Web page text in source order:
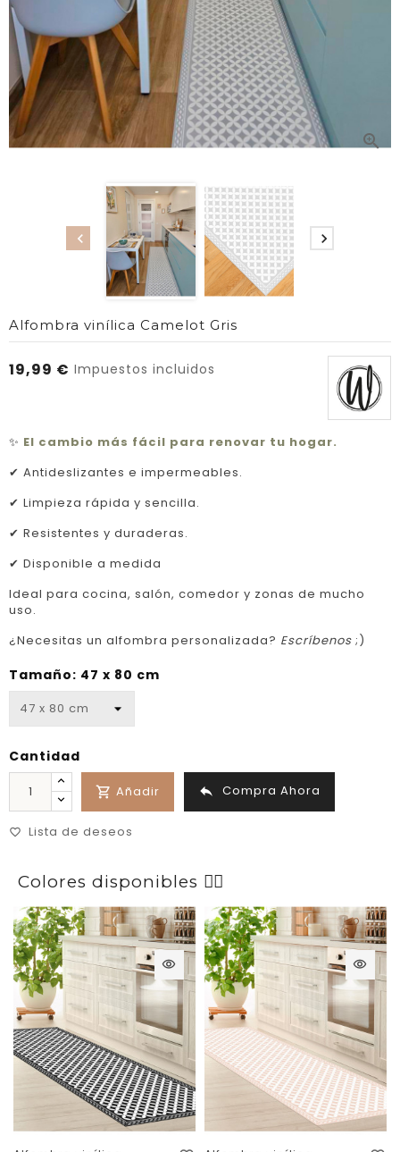

 
Alfombra vinílica Camelot Gris
19,99 € Impuestos incluidos
✨ El cambio más fácil para renovar tu hogar.
✔ Antideslizantes e impermeables.
✔ Limpieza rápida y sencilla.
✔ Resistentes y duraderas.
✔ Disponible a medida
Ideal para cocina, salón, comedor y zonas de mucho
uso.
¿Necesitas un alfombra personalizada? Escríbenos ;)
Tamaño: 47 x 80 cm
Cantidad
 Añadir  Compra Ahora
favorite_border Lista de deseos
Colores disponibles 👉🏼
visibility visibility